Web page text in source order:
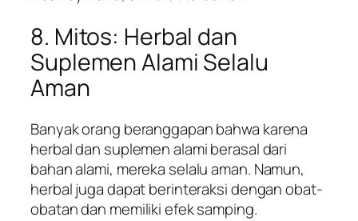
8. Mitos: Herbal dan
Suplemen Alami Selalu
Aman
Banyak orang beranggapan bahwa karena
herbal dan suplemen alami berasal dari
bahan alami, mereka selalu aman. Namun,
herbal juga dapat berinteraksi dengan obat-
obatan dan memiliki efek samping.